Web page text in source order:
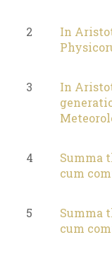
2
In
3
In
4
Summa
cum
5
Summa
cum